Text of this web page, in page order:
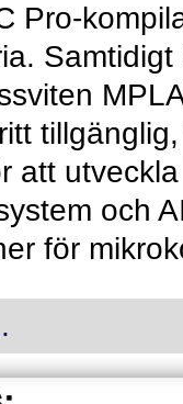
Pro-
Samtidigt
att
och
för